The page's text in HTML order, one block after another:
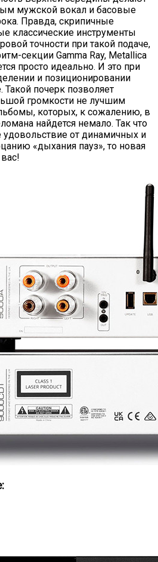
мужской вокал и басовые
Правда, скрипичные
классические инструменты
точности при такой подаче,
секции Gamma Ray, Metallica
просто идеально. И это при
и позиционировании
почерк позволяет
громкости не лучшим
которых, к сожалению, в
найдется немало. Так что
удовольствие от динамичных и
«дыхания пауз», то новая